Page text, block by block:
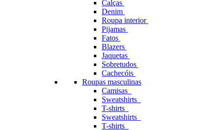
Calças
Denim
Roupa interior
Pijamas
Fatos
Blazers
Jaquetas
Sobretudos
Cachecóis
Roupas masculinas
Camisas
Sweatshirts
T-shirts
Sweatshirts
T-shirts